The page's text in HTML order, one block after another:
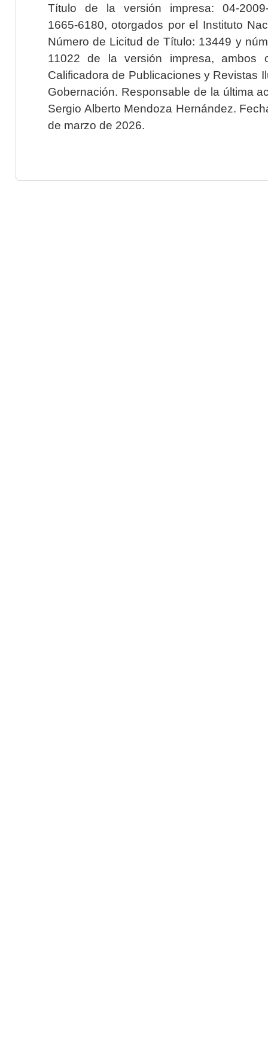
Título de la versión impresa: 04-2009-
1665-6180, otorgados por el Instituto
Número de Licitud de Título: 13449 y
11022 de la versión impresa, ambos
Calificadora de Publicaciones y Revistas
Gobernación. Responsable de la última
Sergio Alberto Mendoza Hernández.
de marzo de 2026.